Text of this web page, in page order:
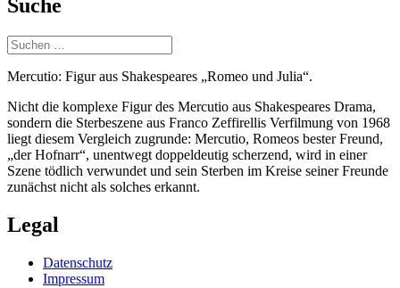
Suche
Suchen
nach:
Mercutio: Figur aus Shakespeares „Romeo und Julia“.
Nicht die komplexe Figur des Mercutio aus Shakespeares Drama,
sondern die Sterbeszene aus Franco Zeffirellis Verfilmung von 1968
liegt diesem Vergleich zugrunde: Mercutio, Romeos bester Freund,
„der Hofnarr“, unentwegt doppeldeutig scherzend, wird in einer
Szene tödlich verwundet und sein Sterben im Kreise seiner Freunde
zunächst nicht als solches erkannt.
Legal
Datenschutz
Impressum